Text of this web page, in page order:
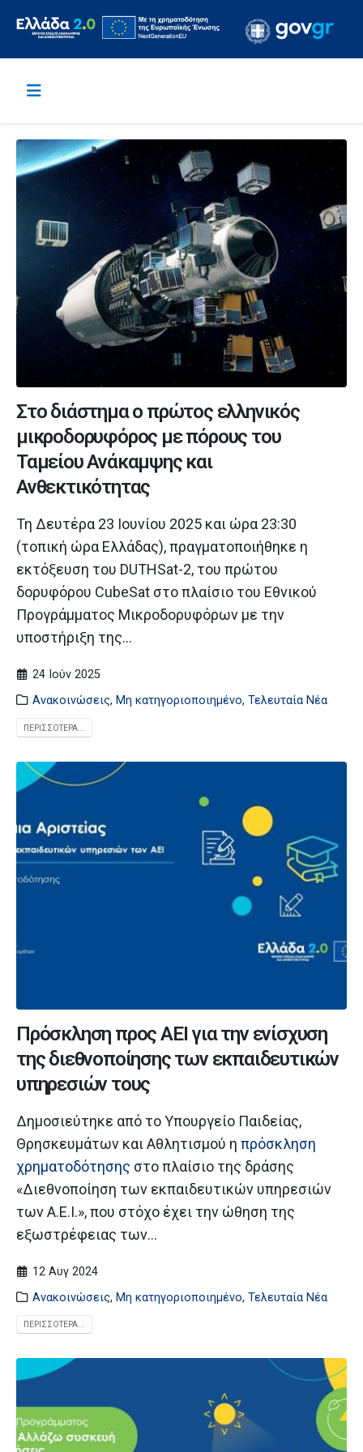
Στο διάστημα ο πρώτος ελληνικός
μικροδορυφόρος με πόρους του
Ταμείου Ανάκαμψης και
Ανθεκτικότητας
Τη Δευτέρα 23 Ιουνίου 2025 και ώρα 23:30
(τοπική ώρα Ελλάδας), πραγματοποιήθηκε η
εκτόξευση του DUTHSat-2, του πρώτου
δορυφόρου CubeSat στο πλαίσιο του Εθνικού
Προγράμματος Μικροδορυφόρων με την
υποστήριξη της...
24 Ιούν 2025
Ανακοινώσεις, Μη κατηγοριοποιημένο,Τελευταία Νέα
ΠΕΡΙΣΣΌΤΕΡΑ...
Πρόσκληση προς ΑΕΙ για την ενίσχυση
της διεθνοποίησης των εκπαιδευτικών
υπηρεσιών τους
Δημοσιεύτηκε από το Υπουργείο Παιδείας,
Θρησκευμάτων και Αθλητισμού η πρόσκληση
χρηματοδότησης στο πλαίσιο της δράσης
«Διεθνοποίηση των εκπαιδευτικών υπηρεσιών
των Α.Ε.Ι.», που στόχο έχει την ώθηση της
εξωστρέφειας των...
12 Αυγ 2024
Ανακοινώσεις, Μη κατηγοριοποιημένο,Τελευταία Νέα
ΠΕΡΙΣΣΌΤΕΡΑ...